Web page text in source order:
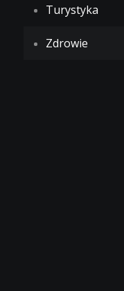
Turystyka
Zdrowie